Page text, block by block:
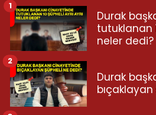
Durak
tutuklanan
neler dedi?
1
Durak
2